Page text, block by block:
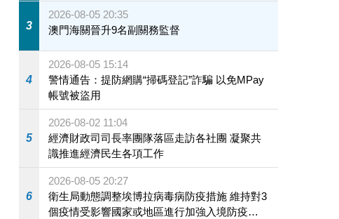
3
2026-08-05 20:35
澳門海關晉升9名副關務監督
4
2026-08-05 15:14
警情通告：提防網購“掃碼登記”詐騙 以免MPay
帳號被盜用
5
2026-08-02 11:04
經濟財政司司長率團隊落區走訪各社團 凝聚共
識推進經濟民生各項工作
6
2026-08-05 20:27
衛生局動態調整埃博拉病毒病防疫措施 維持對3
個疫情受影響國家或地區進行加強入境防疫措